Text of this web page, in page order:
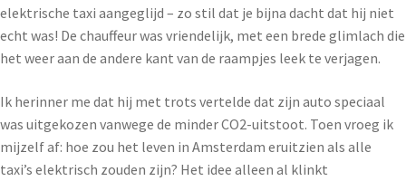
elektrische taxi aangeglijd – zo stil dat je bijna dacht dat hij niet
echt was! De chauffeur was vriendelijk, met een brede glimlach die
het weer aan de andere kant van de raampjes leek te verjagen.
Ik herinner me dat hij met trots vertelde dat zijn auto speciaal
was uitgekozen vanwege de minder CO2-uitstoot. Toen vroeg ik
mijzelf af: hoe zou het leven in Amsterdam eruitzien als alle
taxi’s elektrisch zouden zijn? Het idee alleen al klinkt